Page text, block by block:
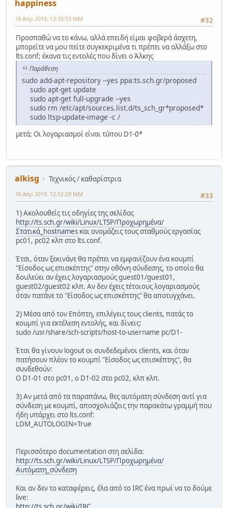
happiness
#32
18 Απρ 2019, 12:35:53 ΜΜ
Προσπαθώ να το κάνω, αλλά επειδή είμαι φοβερά άσχετη,
μπορείτε να μου πείτε συγκεκριμένα τι πρέπει να αλλάξω στο
lts.conf; έκανα τις εντολές που δίνει ο Άλκης
Παράθεση
sudo add-apt-repository --yes ppa:ts.sch.gr/proposed
sudo apt-get update
sudo apt-get full-upgrade --yes
sudo rm /etc/apt/sources.list.d/ts_sch_gr*proposed*
sudo ltsp-update-image -c /
μετά; Οι λογαριασμοί είναι τύπου D1-0*
alkisg
Τεχνικός / καθαρίστρια
#33
18 Απρ 2019, 12:52:29 ΜΜ
1) Ακολουθείς τις οδηγίες της σελίδας
http://ts.sch.gr/wiki/Linux/LTSP/Προχωρημένα/
Στατικά_hostnames και ονομάζεις τους σταθμούς εργασίας
pc01, pc02 κλπ στο lts.conf.
Έτσι, όταν ξεκινάνε θα πρέπει να εμφανίζουν ένα κουμπί
"Είσοδος ως επισκέπτης" στην οθόνη σύνδεσης, το οποίο θα
δουλεύει αν έχεις λογαριασμούς guest01/guest01,
guest02/guest02 κλπ. Αν δεν έχεις τέτοιους λογαριασμούς
όταν πατάνε το "Είσοδος ως επισκέπτης" θα αποτυγχάνει.
2) Μέσα από τον Επόπτη, επιλέγεις τους clients, πατάς το
κουμπί για εκτέλεση εντολής, και δίνεις:
sudo /usr/share/sch-scripts/host-to-username pc/D1-
Έτσι θα γίνουν logout οι συνδεδεμένοι clients, και όταν
πατήσουν πλέον το κουμπί "Είσοδος ως επισκέπτης", θα
συνδεθούν:
Ο D1-01 στο pc01, ο D1-02 στο pc02, κλπ κλπ.
3) Αν μετά από τα παραπάνω, θες αυτόματη σύνδεση αντί για
σύνδεση με κουμπί, αποσχολιάζεις την παρακάτω γραμμή που
ήδη υπάρχει στο lts.conf:
LDM_AUTOLOGIN=True
Περισσότερο documentation στη σελίδα:
http://ts.sch.gr/wiki/Linux/LTSP/Προχωρημένα/
Αυτόματη_σύνδεση
Και αν δεν το καταφέρεις, έλα από το IRC ένα πρωί να το δούμε
live: